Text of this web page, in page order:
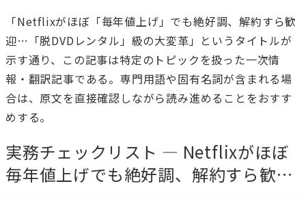
「Netflixがほぼ「毎年値上げ」でも絶好調、解約すら歓
迎…「脱DVDレンタル」級の大変革」というタイトルが
示す通り、この記事は特定のトピックを扱った一次情
報・翻訳記事である。専門用語や固有名詞が含まれる場
合は、原文を直接確認しながら読み進めることをおすす
めする。
実務チェックリスト — Netflixがほぼ
毎年値上げでも絶好調、解約すら歓…